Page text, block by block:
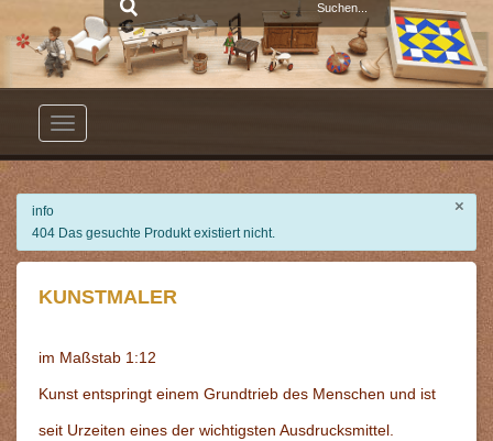
Toggle
×
info
404 Das gesuchte Produkt existiert nicht.
KUNSTMALER
im Maßstab 1:12
Kunst entspringt einem Grundtrieb des Menschen und ist
seit Urzeiten eines der wichtigsten Ausdrucksmittel.